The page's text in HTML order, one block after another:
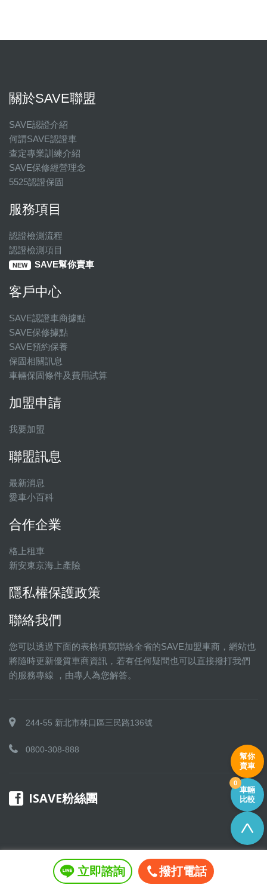
立即諮詢 撥打電話
關於SAVE聯盟
SAVE認證介紹
何謂SAVE認證車
查定專業訓練介紹
SAVE保修經營理念
5525認證保固
服務項目
認證檢測流程
認證檢測項目
NEW SAVE幫你賣車
客戶中心
SAVE認證車商據點
SAVE保修據點
SAVE預約保養
保固相關訊息
車輛保固條件及費用試算
加盟申請
我要加盟
聯盟訊息
最新消息
愛車小百科
合作企業
格上租車
新安東京海上產險
隱私權保護政策
聯絡我們
您可以透過下面的表格填寫聯絡全省的SAVE加盟車商，網站也
將隨時更新優質車商資訊，若有任何疑問也可以直接撥打我們
的服務專線 ，由專人為您解答。
244-55 新北市林口區三民路136號
0800-308-888
ISAVE粉絲團
Copyright © 2016 SAVE 聯盟 All rights reserved.
幫你
賣車
車輛
比較
0